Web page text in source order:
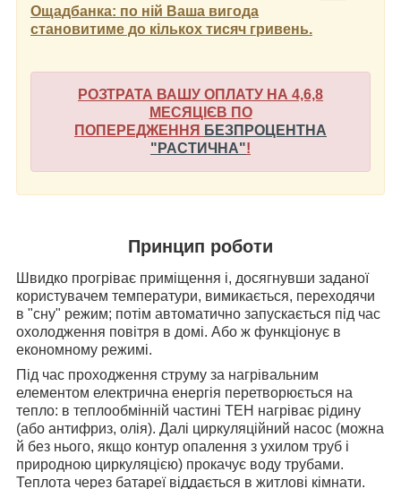
Ощадбанка: по ній Ваша вигода
становитиме до кількох тисяч гривень.
РОЗТРАТА ВАШУ ОПЛАТУ НА 4,6,8
МЕСЯЦІЄВ ПО
ПОПЕРЕДЖЕННЯ
БЕЗПРОЦЕНТНА
"РАСТИЧНА"!
Принцип роботи
Швидко прогріває приміщення і, досягнувши заданої
користувачем температури, вимикається, переходячи
в "сну" режим; потім автоматично запускається під час
охолодження повітря в домі. Або ж функціонує в
економному режимі.
Під час проходження струму за нагрівальним
елементом електрична енергія перетворюється на
тепло: в теплообмінній частині ТЕН нагріває рідину
(або антифриз, олія). Далі циркуляційний насос (можна
й без нього, якщо контур опалення з ухилом труб і
природною циркуляцією) прокачує воду трубами.
Теплота через батареї віддається в житлові кімнати.